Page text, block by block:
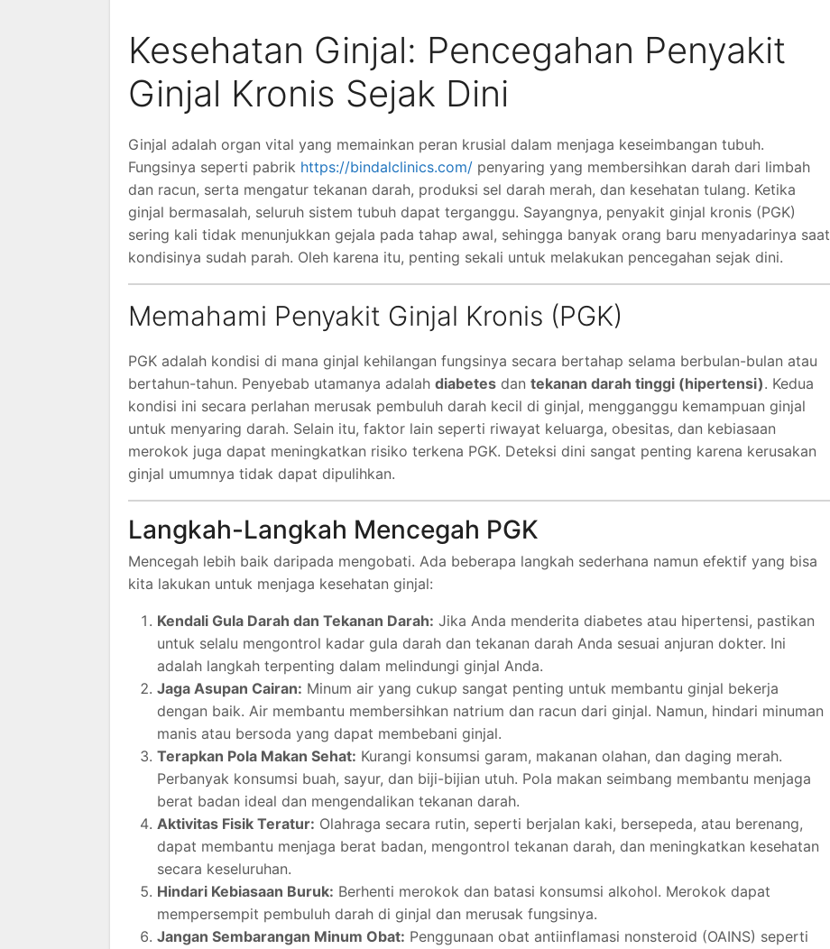
Kesehatan Ginjal: Pencegahan Penyakit
Ginjal Kronis Sejak Dini
Ginjal adalah organ vital yang memainkan peran krusial dalam menjaga keseimbangan tubuh.
Fungsinya seperti pabrik https://bindalclinics.com/ penyaring yang membersihkan darah dari limbah
dan racun, serta mengatur tekanan darah, produksi sel darah merah, dan kesehatan tulang. Ketika
ginjal bermasalah, seluruh sistem tubuh dapat terganggu. Sayangnya, penyakit ginjal kronis (PGK)
sering kali tidak menunjukkan gejala pada tahap awal, sehingga banyak orang baru menyadarinya saat
kondisinya sudah parah. Oleh karena itu, penting sekali untuk melakukan pencegahan sejak dini.
Memahami Penyakit Ginjal Kronis (PGK)
PGK adalah kondisi di mana ginjal kehilangan fungsinya secara bertahap selama berbulan-bulan atau
bertahun-tahun. Penyebab utamanya adalah diabetes dan tekanan darah tinggi (hipertensi). Kedua
kondisi ini secara perlahan merusak pembuluh darah kecil di ginjal, mengganggu kemampuan ginjal
untuk menyaring darah. Selain itu, faktor lain seperti riwayat keluarga, obesitas, dan kebiasaan
merokok juga dapat meningkatkan risiko terkena PGK. Deteksi dini sangat penting karena kerusakan
ginjal umumnya tidak dapat dipulihkan.
Langkah-Langkah Mencegah PGK
Mencegah lebih baik daripada mengobati. Ada beberapa langkah sederhana namun efektif yang bisa
kita lakukan untuk menjaga kesehatan ginjal:
Kendali Gula Darah dan Tekanan Darah: Jika Anda menderita diabetes atau hipertensi, pastikan
untuk selalu mengontrol kadar gula darah dan tekanan darah Anda sesuai anjuran dokter. Ini
adalah langkah terpenting dalam melindungi ginjal Anda.
Jaga Asupan Cairan: Minum air yang cukup sangat penting untuk membantu ginjal bekerja
dengan baik. Air membantu membersihkan natrium dan racun dari ginjal. Namun, hindari minuman
manis atau bersoda yang dapat membebani ginjal.
Terapkan Pola Makan Sehat: Kurangi konsumsi garam, makanan olahan, dan daging merah.
Perbanyak konsumsi buah, sayur, dan biji-bijian utuh. Pola makan seimbang membantu menjaga
berat badan ideal dan mengendalikan tekanan darah.
Aktivitas Fisik Teratur: Olahraga secara rutin, seperti berjalan kaki, bersepeda, atau berenang,
dapat membantu menjaga berat badan, mengontrol tekanan darah, dan meningkatkan kesehatan
secara keseluruhan.
Hindari Kebiasaan Buruk: Berhenti merokok dan batasi konsumsi alkohol. Merokok dapat
mempersempit pembuluh darah di ginjal dan merusak fungsinya.
Jangan Sembarangan Minum Obat: Penggunaan obat antiinflamasi nonsteroid (OAINS) seperti